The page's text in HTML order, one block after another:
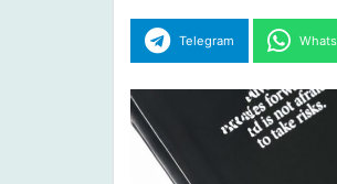
Telegram